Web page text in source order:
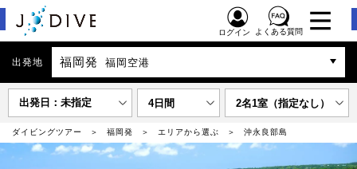
ログイン よくある質問
出発地 福岡発 福岡空港
出発日：未指定 4日間 2名1室（指定なし）
ダイビングツアー 福岡発 エリアから選ぶ 沖永良部島